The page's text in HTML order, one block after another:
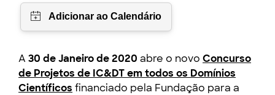
A 30 de Janeiro de 2020 abre o novo Concurso
de Projetos de IC&DT em todos os Domínios
Científicos financiado pela Fundação para a